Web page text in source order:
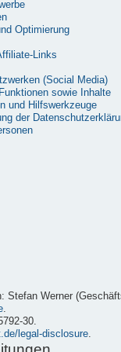
Optimierung
Links
(Social Media)
sowie Inhalte
und Hilfswerkzeuge
der
Stefan Werner
30.
legal-disclosure